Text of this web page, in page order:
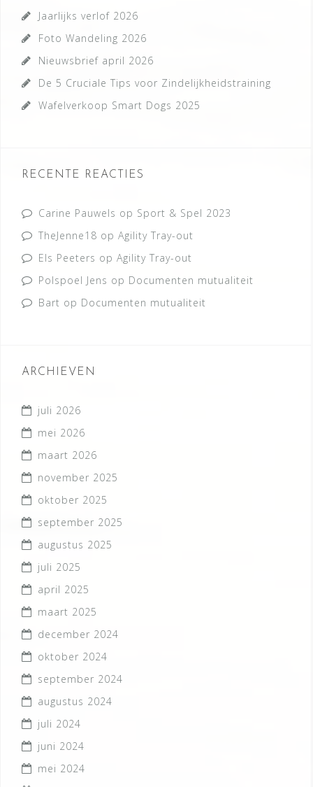
Jaarlijks verlof 2026
Foto Wandeling 2026
Nieuwsbrief april 2026
De 5 Cruciale Tips voor Zindelijkheidstraining
Wafelverkoop Smart Dogs 2025
RECENTE REACTIES
Carine Pauwels op Sport & Spel 2023
TheJenne18 op Agility Tray-out
Els Peeters op Agility Tray-out
Polspoel Jens op Documenten mutualiteit
Bart op Documenten mutualiteit
ARCHIEVEN
juli 2026
mei 2026
maart 2026
november 2025
oktober 2025
september 2025
augustus 2025
juli 2025
april 2025
maart 2025
december 2024
oktober 2024
september 2024
augustus 2024
juli 2024
juni 2024
mei 2024